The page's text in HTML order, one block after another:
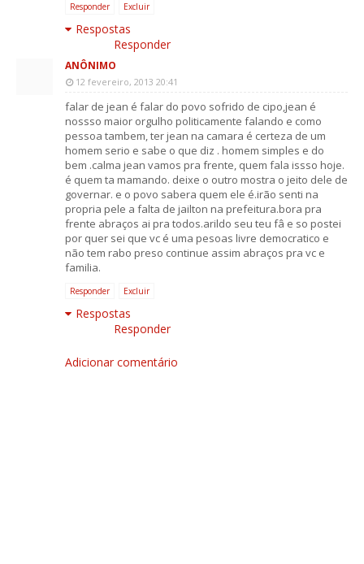
Responder Excluir
Respostas
Responder
ANÔNIMO
12 fevereiro, 2013 20:41
falar de jean é falar do povo sofrido de cipo,jean é
nossso maior orgulho politicamente falando e como
pessoa tambem, ter jean na camara é certeza de um
homem serio e sabe o que diz . homem simples e do
bem .calma jean vamos pra frente, quem fala issso hoje.
é quem ta mamando. deixe o outro mostra o jeito dele de
governar. e o povo sabera quem ele é.irão senti na
propria pele a falta de jailton na prefeitura.bora pra
frente abraços ai pra todos.arildo seu teu fâ e so postei
por quer sei que vc é uma pesoas livre democratico e
não tem rabo preso continue assim abraços pra vc e
familia.
Responder Excluir
Respostas
Responder
Adicionar comentário